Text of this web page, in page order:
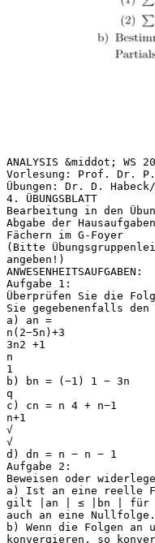
ANALYSIS &middot; WS
Vorlesung: Prof. Dr.
Übungen: Dr. D.
4. ÜBUNGSBLATT
Bearbeitung in den
Abgabe der
Fächern im G-Foyer
(Bitte
angeben!)
ANWESENHEITSAUFGABEN:
Aufgabe 1:
Überprüfen Sie die
Sie gegebenenfalls den
a) an =
n(2−5n)+3
3n2 +1
n
1
b) bn = (−1) 1 − 3n
q
c) cn = n 4 + n−1
n+1
√
√
d) dn = n − n − 1
Aufgabe 2:
Beweisen oder
a) Ist an eine reelle
gilt |an | ≤ |bn | für
auch an eine Nullfolge.
b) Wenn die Folgen an
konvergieren, so